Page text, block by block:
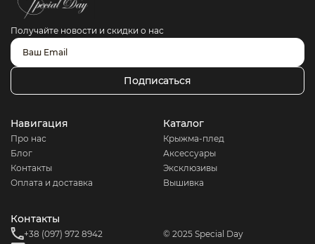
Получайте новости и скидки о нас
Подписаться
Навигация
Про нас
Блог
Контакты
Оплата и доставка
ㅤКаталогㅤ
Крыжма-плед
Аксессуары
Эксклюзивы
Вышивка
Контакты
+38 (097) 972 8942
© 2025 Special Day